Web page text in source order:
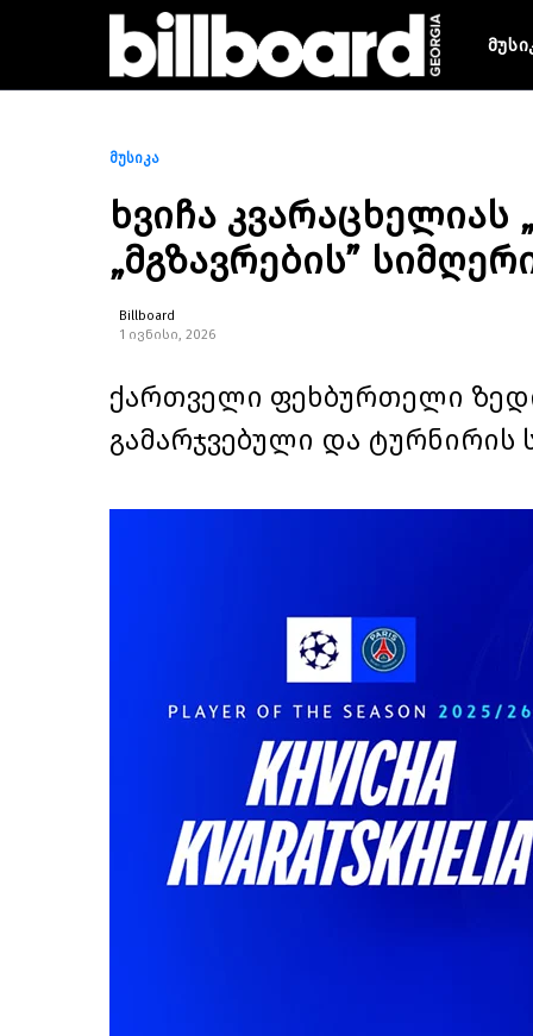
მუსიკა
ხვიჩა კვარაცხელიას
„მგზავრების”
Billboard
1 ივნისი, 2026
ქართველი ფეხბურთელი
გამარჯვებული და ტურნირის